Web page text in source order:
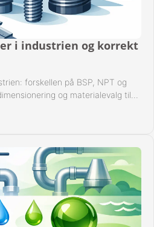
i industrien og korrekt
forskellen på BSP, NPT og
og materialevalg til